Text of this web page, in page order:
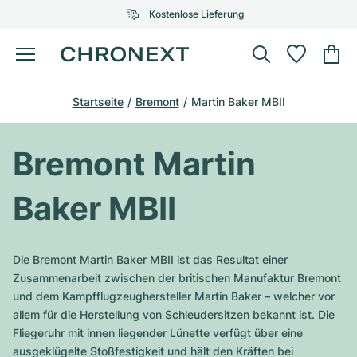
Kostenlose Lieferung
Menü
Uhr kaufen
AUSGEWÄHLTE MARKEN
Top-Modelle
Omega
Alle Omega Modelle
Top-Modelle
Patek Philippe
Alle Patek Philippe Modelle
Top-Modelle
Alle Audemars Piguet Modelle
Cartier
Breitling
AUSGEWÄHLTE MARKEN
Tiffany
Louis Vuitton
Van Cleef & Arpels
Bvlgari
Neuzugänge
Service
Startseite Bremont Martin Baker MBII
Bremont Martin
Baker MBII
Die Bremont Martin Baker MBII ist das Resultat einer
Zusammenarbeit zwischen der britischen Manufaktur Bremont
und dem Kampfflugzeughersteller Martin Baker – welcher vor
allem für die Herstellung von Schleudersitzen bekannt ist. Die
Fliegeruhr mit innen liegender Lünette verfügt über eine
ausgeklügelte Stoßfestigkeit und hält den Kräften bei